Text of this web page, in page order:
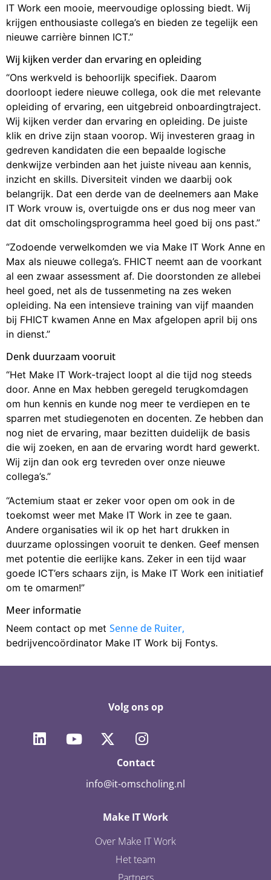
IT Work een mooie, meervoudige oplossing biedt. Wij
krijgen enthousiaste collega’s en bieden ze tegelijk een
nieuwe carrière binnen ICT.”
Wij kijken verder dan ervaring en opleiding
“Ons werkveld is behoorlijk specifiek. Daarom
doorloopt iedere nieuwe collega, ook die met relevante
opleiding of ervaring, een uitgebreid onboardingtraject.
Wij kijken verder dan ervaring en opleiding. De juiste
klik en drive zijn staan voorop. Wij investeren graag in
gedreven kandidaten die een bepaalde logische
denkwijze verbinden aan het juiste niveau aan kennis,
inzicht en skills. Diversiteit vinden we daarbij ook
belangrijk. Dat een derde van de deelnemers aan Make
IT Work vrouw is, overtuigde ons er dus nog meer van
dat dit omscholingsprogramma heel goed bij ons past.”
“Zodoende verwelkomden we via Make IT Work Anne en
Max als nieuwe collega’s. FHICT neemt aan de voorkant
al een zwaar assessment af. Die doorstonden ze allebei
heel goed, net als de tussenmeting na zes weken
opleiding. Na een intensieve training van vijf maanden
bij FHICT kwamen Anne en Max afgelopen april bij ons
in dienst.”
Denk duurzaam vooruit
“Het Make IT Work-traject loopt al die tijd nog steeds
door. Anne en Max hebben geregeld terugkomdagen
om hun kennis en kunde nog meer te verdiepen en te
sparren met studiegenoten en docenten. Ze hebben dan
nog niet de ervaring, maar bezitten duidelijk de basis
die wij zoeken, en aan de ervaring wordt hard gewerkt.
Wij zijn dan ook erg tevreden over onze nieuwe
collega’s.”
“Actemium staat er zeker voor open om ook in de
toekomst weer met Make IT Work in zee te gaan.
Andere organisaties wil ik op het hart drukken in
duurzame oplossingen vooruit te denken. Geef mensen
met potentie die eerlijke kans. Zeker in een tijd waar
goede ICT’ers schaars zijn, is Make IT Work een initiatief
om te omarmen!”
Meer informatie
Neem contact op met Senne de Ruiter,
bedrijvencoördinator Make IT Work bij Fontys.
Volg ons op
Contact
info@it-omscholing.nl
Make IT Work
Over Make IT Work
Het team